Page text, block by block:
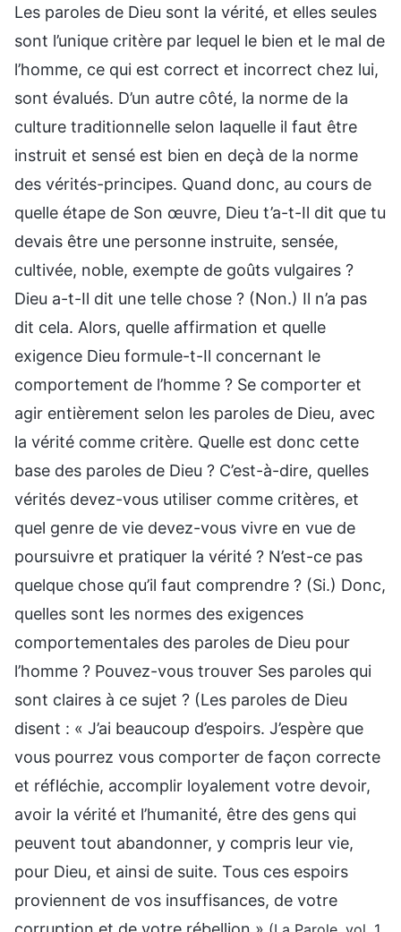
Les paroles de Dieu sont la vérité, et elles seules
sont l’unique critère par lequel le bien et le mal de
l’homme, ce qui est correct et incorrect chez lui,
sont évalués. D’un autre côté, la norme de la
culture traditionnelle selon laquelle il faut être
instruit et sensé est bien en deçà de la norme
des vérités-principes. Quand donc, au cours de
quelle étape de Son œuvre, Dieu t’a-t-Il dit que tu
devais être une personne instruite, sensée,
cultivée, noble, exempte de goûts vulgaires ?
Dieu a-t-Il dit une telle chose ? (Non.) Il n’a pas
dit cela. Alors, quelle affirmation et quelle
exigence Dieu formule-t-Il concernant le
comportement de l’homme ? Se comporter et
agir entièrement selon les paroles de Dieu, avec
la vérité comme critère. Quelle est donc cette
base des paroles de Dieu ? C’est-à-dire, quelles
vérités devez-vous utiliser comme critères, et
quel genre de vie devez-vous vivre en vue de
poursuivre et pratiquer la vérité ? N’est-ce pas
quelque chose qu’il faut comprendre ? (Si.) Donc,
quelles sont les normes des exigences
comportementales des paroles de Dieu pour
l’homme ? Pouvez-vous trouver Ses paroles qui
sont claires à ce sujet ? (Les paroles de Dieu
disent : « J’ai beaucoup d’espoirs. J’espère que
vous pourrez vous comporter de façon correcte
et réfléchie, accomplir loyalement votre devoir,
avoir la vérité et l’humanité, être des gens qui
peuvent tout abandonner, y compris leur vie,
pour Dieu, et ainsi de suite. Tous ces espoirs
proviennent de vos insuffisances, de votre